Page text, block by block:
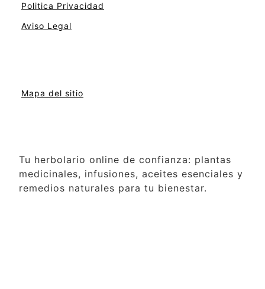
Politica Privacidad
Aviso Legal
Mapa del sitio
Tu herbolario online de confianza: plantas
medicinales, infusiones, aceites esenciales y
remedios naturales para tu bienestar.